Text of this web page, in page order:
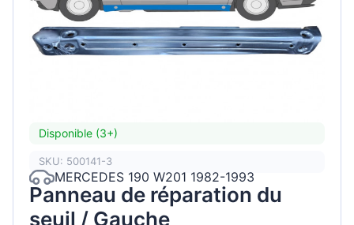
Disponible (3+)
SKU: 500141-3
MERCEDES 190 W201 1982-1993
Panneau de réparation du
seuil / Gauche